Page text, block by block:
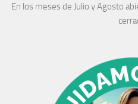
En los meses de Julio y Agosto